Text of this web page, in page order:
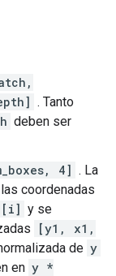
. Tanto
deben ser
4] . La
coordenadas
y se
[y1, x1,
de y
en y *